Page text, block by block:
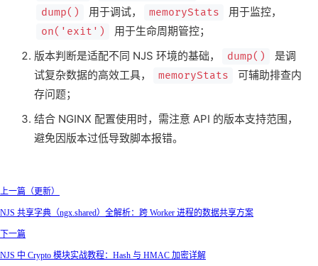
dump() 用于调试， memoryStats 用于监控，
on('exit')
用于生命周期管控；
版本判断是适配不同 NJS 环境的基础，
dump()
是调
试复杂数据的高效工具，
memoryStats
可辅助排查内
存问题；
结合 NGINX 配置使用时，需注意 API 的版本支持范围，
避免因版本过低导致脚本报错。
上一篇（更新）
NJS 共享字典（ngx.shared）全解析：跨 Worker 进程的数据共享方案
下一篇
NJS 中 Crypto 模块实战教程：Hash 与 HMAC 加密详解